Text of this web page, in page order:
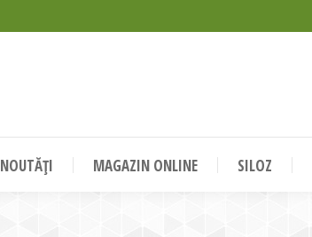
NOUTĂȚI MAGAZIN ONLINE SILOZ